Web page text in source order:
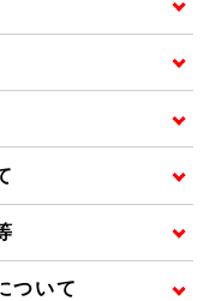
ついて